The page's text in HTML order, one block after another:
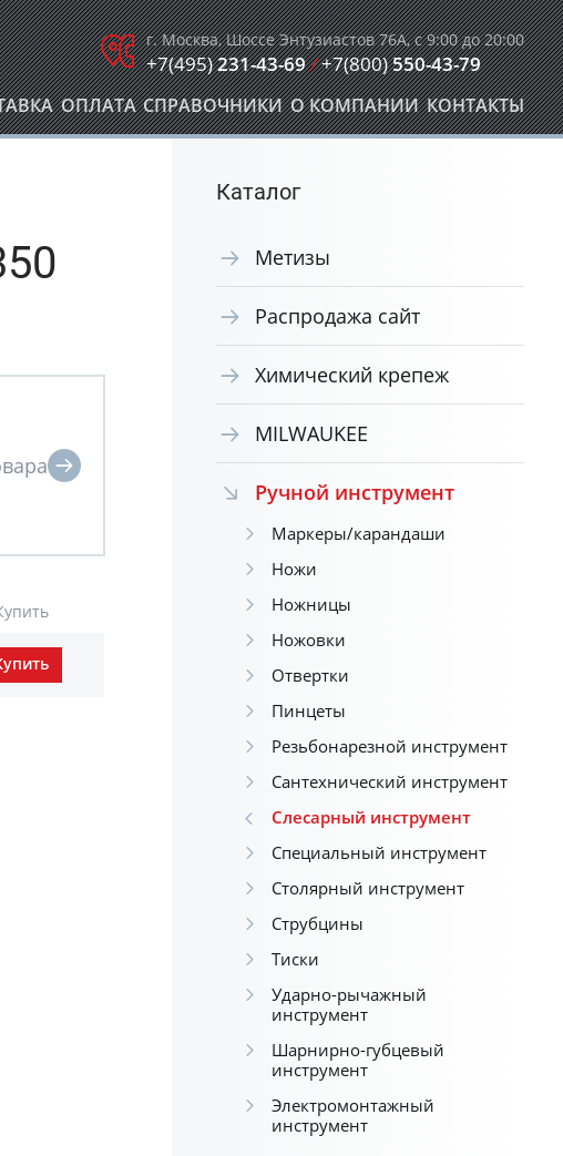
г. Москва, Шоссе Энтузиастов 76А, с 9:00 до 20:00
+7(495)231-43-69/+7(800)550-43-79
ОПЛАТА СПРАВОЧНИКИ О КОМПАНИИ КОНТАКТЫ
Каталог
Метизы
Распродажа сайт
Химический крепеж
MILWAUKEE
Ручной инструмент
Маркеры/карандаши
Ножи
Ножницы
Ножовки
Отвертки
Пинцеты
Резьбонарезной инструмент
Сантехнический инструмент
Слесарный инструмент
Специальный инструмент
Столярный инструмент
Струбцины
Тиски
Ударно-рычажный
инструмент
Шарнирно-губцевый
инструмент
Электромонтажный
инструмент